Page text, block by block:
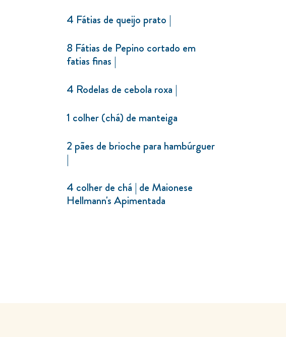
4 Fátias de queijo prato |
8 Fátias de Pepino cortado em
fatias finas |
4 Rodelas de cebola roxa |
1 colher (chá) de manteiga
2 pães de brioche para hambúrguer
|
4 colher de chá | de Maionese
Hellmann's Apimentada